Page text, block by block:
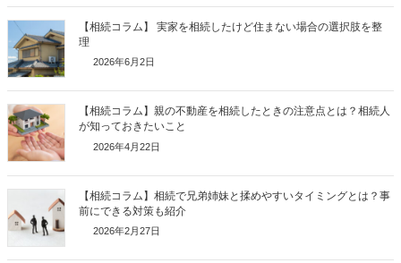
【相続コラム】 実家を相続したけど住まない場合の選択肢を整
理
2026年6月2日
【相続コラム】親の不動産を相続したときの注意点とは？相続人
が知っておきたいこと
2026年4月22日
【相続コラム】相続で兄弟姉妹と揉めやすいタイミングとは？事
前にできる対策も紹介
2026年2月27日